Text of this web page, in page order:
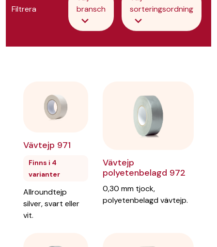
Filtrera
bransch
sorteringsordning
Vävtejp 971
Finns i 4
varianter
Allroundtejp
silver, svart eller
vit.
Vävtejp
polyetenbelagd 972
0,30 mm tjock,
polyetenbelagd vävtejp.